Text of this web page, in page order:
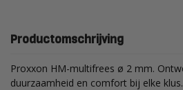
Productomschrijving
Proxxon HM-multifrees ø 2 mm.
duurzaamheid en comfort bij elke